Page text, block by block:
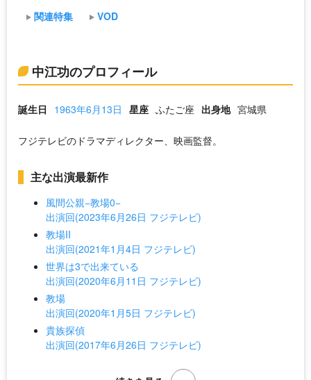
関連特集
VOD
中江功のプロフィール
誕生日 1963年6月13日 星座 ふたご座 出身地 宮城県
フジテレビのドラマディレクター、映画監督。
主な出演最新作
風間公親−教場0−
出演回(2023年6月26日 フジテレビ)
教場II
出演回(2021年1月4日 フジテレビ)
世界は3で出来ている
出演回(2020年6月11日 フジテレビ)
教場
出演回(2020年1月5日 フジテレビ)
貴族探偵
出演回(2017年6月26日 フジテレビ)